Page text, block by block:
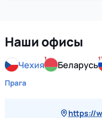
Наши офисы
Чехия
1
Беларусь
Прага
https://